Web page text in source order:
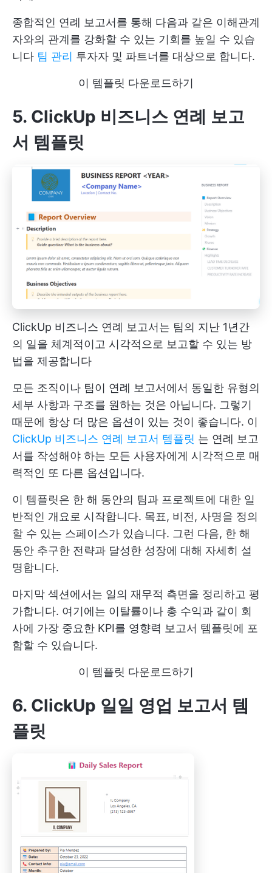
종합적인 연례 보고서를 통해 다음과 같은 이해관계
자와의 관계를 강화할 수 있는 기회를 높일 수 있습
니다 팀 관리 투자자 및 파트너를 대상으로 합니다.
이 템플릿 다운로드하기
5. ClickUp 비즈니스 연례 보고
서 템플릿
ClickUp 비즈니스 연례 보고서는 팀의 지난 1년간
의 일을 체계적이고 시각적으로 보고할 수 있는 방
법을 제공합니다
모든 조직이나 팀이 연례 보고서에서 동일한 유형의
세부 사항과 구조를 원하는 것은 아닙니다. 그렇기
때문에 항상 더 많은 옵션이 있는 것이 좋습니다. 이
ClickUp 비즈니스 연례 보고서 템플릿 는 연례 보고
서를 작성해야 하는 모든 사용자에게 시각적으로 매
력적인 또 다른 옵션입니다.
이 템플릿은 한 해 동안의 팀과 프로젝트에 대한 일
반적인 개요로 시작합니다. 목표, 비전, 사명을 정의
할 수 있는 스페이스가 있습니다. 그런 다음, 한 해
동안 추구한 전략과 달성한 성장에 대해 자세히 설
명합니다.
마지막 섹션에서는 일의 재무적 측면을 정리하고 평
가합니다. 여기에는 이탈률이나 총 수익과 같이 회
사에 가장 중요한 KPI를 영향력 보고서 템플릿에 포
함할 수 있습니다.
이 템플릿 다운로드하기
6. ClickUp 일일 영업 보고서 템
플릿